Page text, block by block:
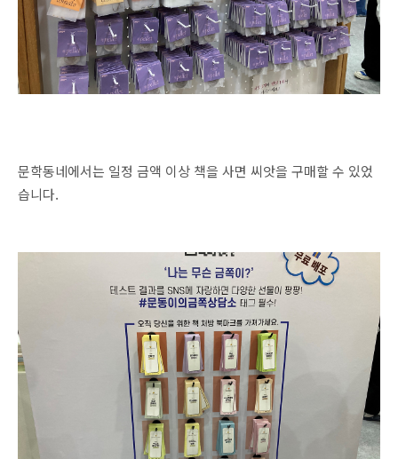
문학동네에서는 일정 금액 이상 책을 사면 씨앗을 구매할 수 있었
습니다.